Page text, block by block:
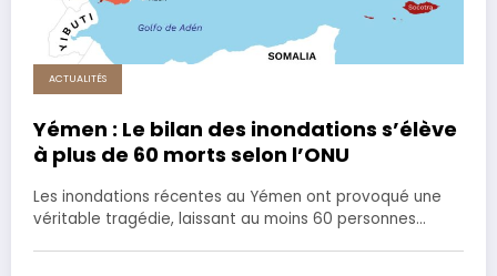
ACTUALITÉS
Yémen : Le bilan des inondations s’élève
à plus de 60 morts selon l’ONU
Les inondations récentes au Yémen ont provoqué une
véritable tragédie, laissant au moins 60 personnes…